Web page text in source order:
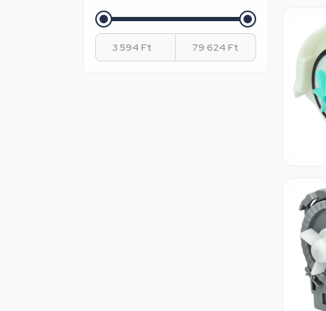
Teka
Whirlpool / Indesit
Zanussi